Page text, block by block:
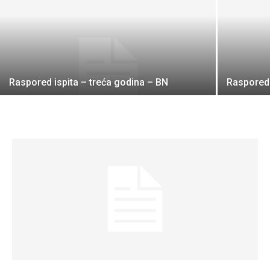
Raspored ispita – treća godina – BN